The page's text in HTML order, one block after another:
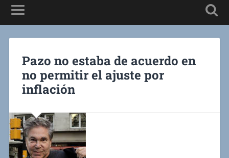
Pazo no estaba de acuerdo en
no permitir el ajuste por
inflación